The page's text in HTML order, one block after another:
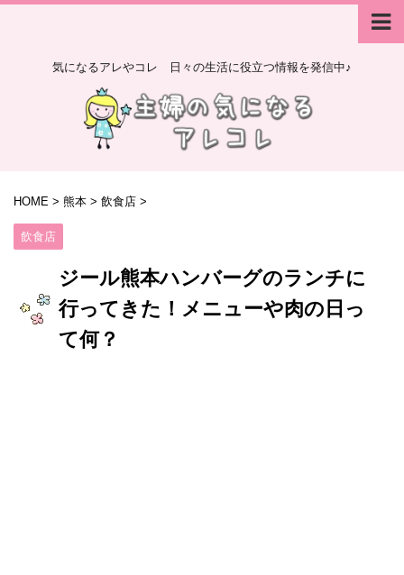
気になるアレやコレ 日々の生活に役立つ情報を発信中♪
HOME > 熊本 > 飲食店 >
飲食店
ジール熊本ハンバーグのランチに
行ってきた！メニューや肉の日っ
て何？